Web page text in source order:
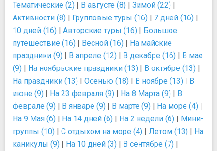
Тематические (2) | В августе (8) | Зимой (22) |
Активности (8) | Групповые туры (16) | 7 дней (16) |
10 дней (16) | Авторские туры (16) | Большое
путешествие (16) | Весной (16) | На майские
праздники (9) | В апреле (12) | В декабре (16) | В мае
(9) | На ноябрьские праздники (13) | В октябре (13) |
На праздники (13) | Осенью (18) | В ноябре (13) | В
июне (9) | На 23 февраля (9) | На 8 Марта (9) | В
феврале (9) | В январе (9) | В марте (9) | На море (4) |
На 9 Мая (6) | На 14 дней (6) | На 2 недели (6) | Мини-
группы (10) | С отдыхом на море (4) | Летом (13) | На
каникулы (9) | На 10 дней (3) | В сентябре (7) |